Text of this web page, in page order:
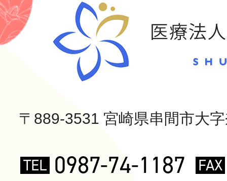
〒889-3531 宮崎県串間市大
TEL 0987-74-1187 FAX